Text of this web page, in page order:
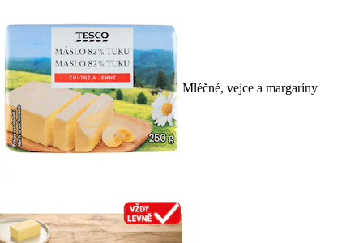
Mléčné, vejce a margaríny